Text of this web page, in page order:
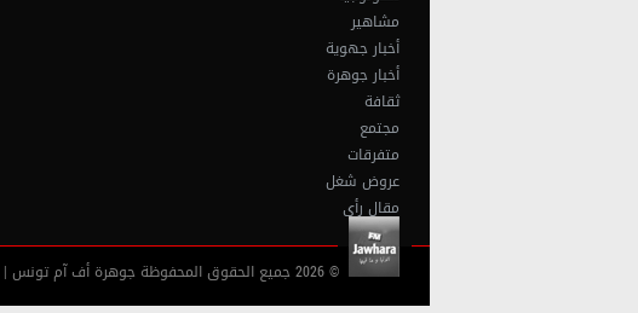
مشاهير
أخبار جهوية
أخبار جوهرة
ثقافة
مجتمع
متفرقات
عروض شغل
مقال رأي
© 2026 جميع الحقوق المحفوظة جوهرة أف آم تونس |